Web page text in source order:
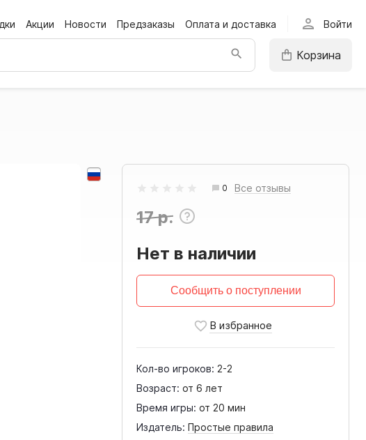
Акции Новости Предзаказы Оплата и доставка person Войти
Корзина
0 Все отзывы
17 р.
Нет в наличии
Сообщить о поступлении
Кол-во игроков: 2-2
Возраст: от 6 лет
Время игры: от 20 мин
Издатель: Простые правила